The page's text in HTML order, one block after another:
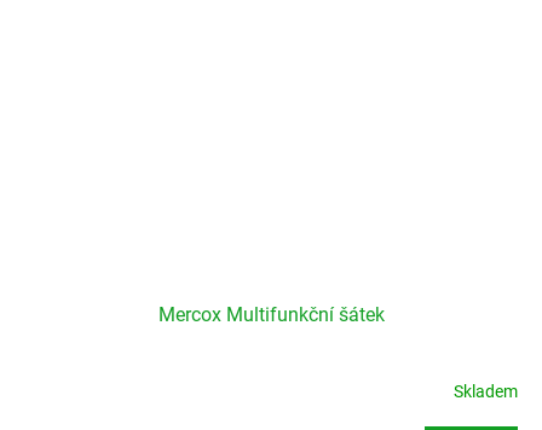
Mercox Multifunkční šátek
Skladem